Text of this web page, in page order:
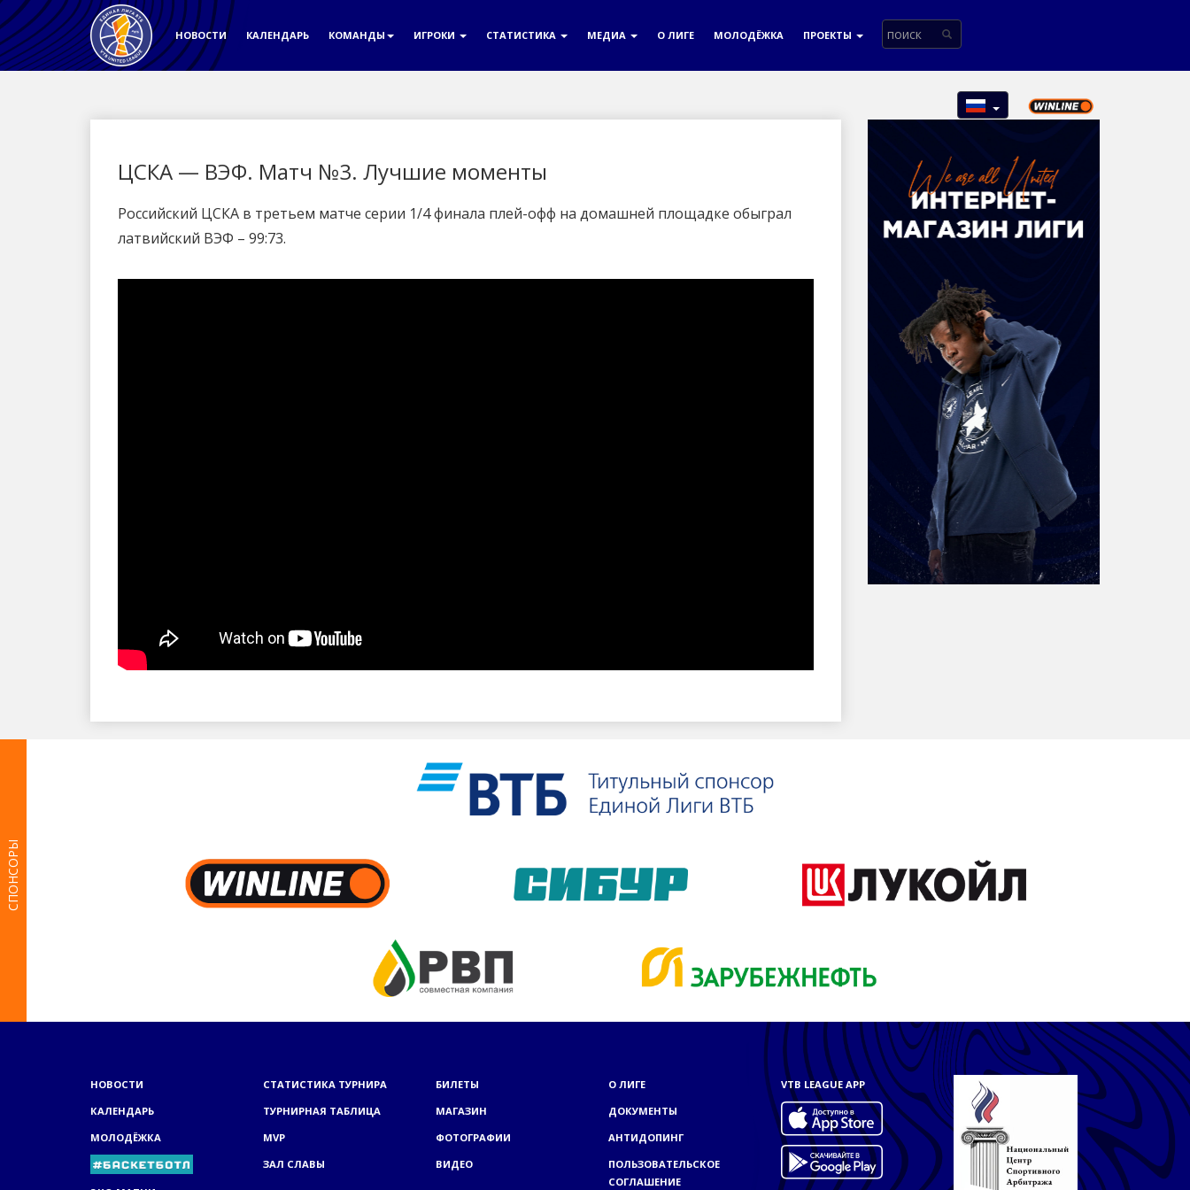
НОВОСТИ КАЛЕНДАРЬ КОМАНДЫ ИГРОКИ СТАТИСТИКА МЕДИА О ЛИГЕ МОЛОДЁЖКА ПРОЕКТЫ
ЦСКА — ВЭФ. Матч №3. Лучшие моменты
Российский ЦСКА в третьем матче серии 1/4 финала плей-офф на домашней площадке обыграл
латвийский ВЭФ – 99:73.
СПОНСОРЫ
НОВОСТИ
КАЛЕНДАРЬ
МОЛОДЁЖКА
СТАТИСТИКА ТУРНИРА
ТУРНИРНАЯ ТАБЛИЦА
MVP
ЗАЛ СЛАВЫ
БИЛЕТЫ
МАГАЗИН
ФОТОГРАФИИ
ВИДЕО
О ЛИГЕ
ДОКУМЕНТЫ
АНТИДОПИНГ
ПОЛЬЗОВАТЕЛЬСКОЕ
СОГЛАШЕНИЕ
VTB LEAGUE APP